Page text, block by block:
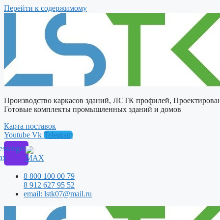
Перейти к содержимому
Производство каркасов зданий, ЛСТК профилей,
Готовые комплекты промышленных зданий и домов
Карта поставок
Youtube Vk Telegram
8 800 100 00 79
8 912 627 95 52
email: lstk07@mail.ru